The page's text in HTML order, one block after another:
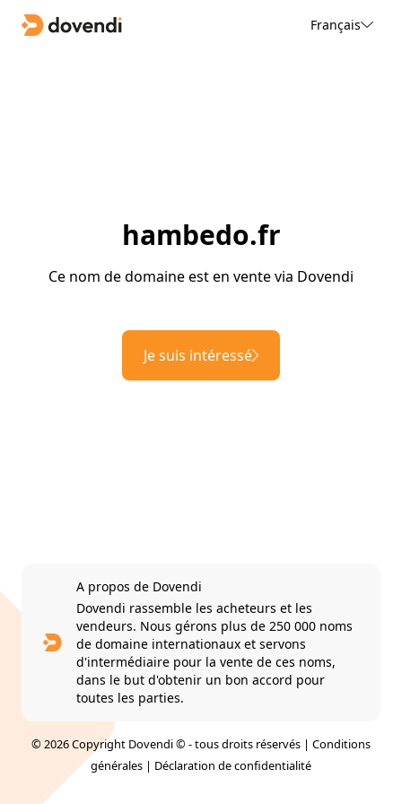
Français
hambedo.fr
Ce nom de domaine est en vente via Dovendi
Je suis intéressé
A propos de Dovendi
Dovendi rassemble les acheteurs et les
vendeurs. Nous gérons plus de 250 000 noms
de domaine internationaux et servons
d'intermédiaire pour la vente de ces noms,
dans le but d'obtenir un bon accord pour
toutes les parties.
© 2026 Copyright Dovendi © - tous droits réservés | Conditions
générales | Déclaration de confidentialité